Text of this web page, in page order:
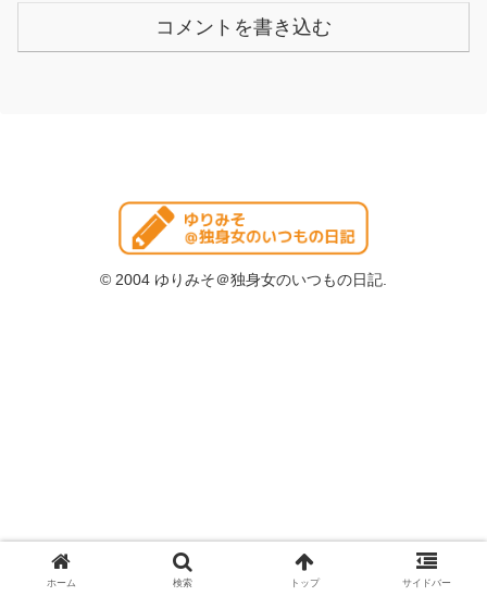
コメントを書き込む
© 2004 ゆりみそ＠独身女のいつもの日記.
ホーム 検索 トップ サイドバー